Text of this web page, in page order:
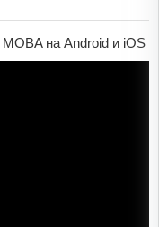
на Android и iOS